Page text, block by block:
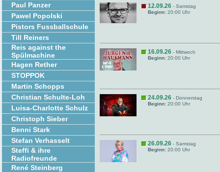
Paul Panzer
Pawel Popolski
Pistors Fussballschule
Till Reiners
Reis against the
Spülmachine
Hagen Rether
STOPPOK
Martin Schopps
Christian Schulte-Loh
Luisa-Charlotte Schulz
Christoph Sieber
Benni Stark
Stefan Verhasselt
Steffi & ihre
Radiofreunde
René Steinberg
12.09.26 - Samstag
Beginn: 20:00 Uhr
16.09.26 - Mittwoch
Beginn: 20:00 Uhr
24.09.26 - Donnerstag
Beginn: 20:00 Uhr
26.09.26 - Samstag
Beginn: 20:00 Uhr